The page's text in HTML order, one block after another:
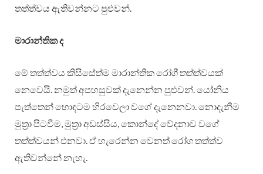
තත්ත්වය ඇතිවන්නට පුළුවන්.
මාරාන්තික ද
මේ තත්ත්වය කිසිසේත්ම මාරාන්තික රෝගී තත්ත්වයක්
නෙවෙයි. නමුත් අපහසුවක් දැනෙන්න පුළුවන්. යෝනිය
පැත්තෙන් හොඳටම හිරවෙලා වගේ දැනෙනවා. නොදැනීම
මුත්‍රා පිටවීම, මුත්‍රා අඩස්සිය, කොන්දේ වේදනාව වගේ
තත්ත්වයන් එනවා. ඒ හැරෙන්න වෙනත් රෝග තත්ත්ව
ඇතිවන්නේ නැහැ.